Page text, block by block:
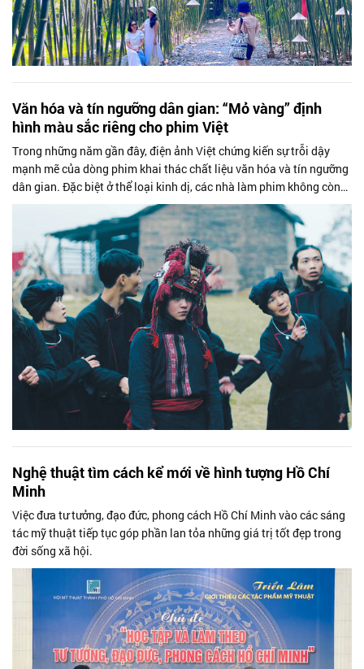
Văn hóa và tín ngưỡng dân gian: “Mỏ vàng” định
hình màu sắc riêng cho phim Việt
Trong những năm gần đây, điện ảnh Việt chứng kiến sự trỗi dậy
mạnh mẽ của dòng phim khai thác chất liệu văn hóa và tín ngưỡng
dân gian. Đặc biệt ở thể loại kinh dị, các nhà làm phim không còn
chỉ dựa vào...
Nghệ thuật tìm cách kể mới về hình tượng Hồ Chí
Minh
Việc đưa tư tưởng, đạo đức, phong cách Hồ Chí Minh vào các sáng
tác mỹ thuật tiếp tục góp phần lan tỏa những giá trị tốt đẹp trong
đời sống xã hội.